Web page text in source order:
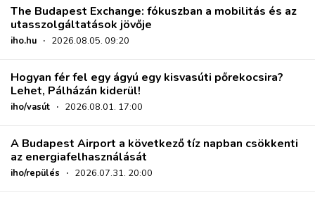
The Budapest Exchange: fókuszban a mobilitás és az
utasszolgáltatások jövője
iho.hu · 2026.08.05. 09:20
Hogyan fér fel egy ágyú egy kisvasúti pőrekocsira?
Lehet, Pálházán kiderül!
iho/vasút · 2026.08.01. 17:00
A Budapest Airport a következő tíz napban csökkenti
az energiafelhasználását
iho/repülés · 2026.07.31. 20:00